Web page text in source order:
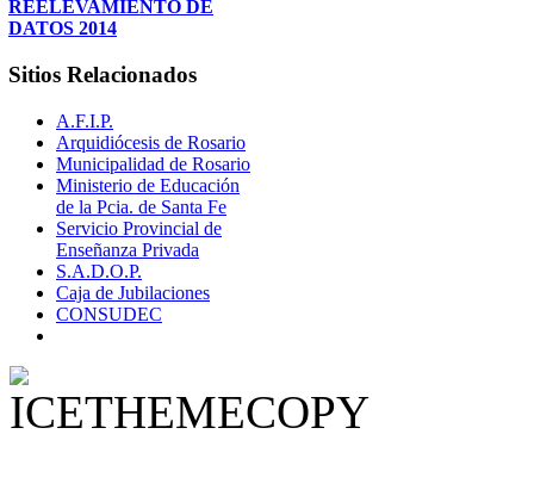
REELEVAMIENTO DE
DATOS 2014
Sitios Relacionados
A.F.I.P.
Arquidiócesis de Rosario
Municipalidad de Rosario
Ministerio de Educación
de la Pcia. de Santa Fe
Servicio Provincial de
Enseñanza Privada
S.A.D.O.P.
Caja de Jubilaciones
CONSUDEC